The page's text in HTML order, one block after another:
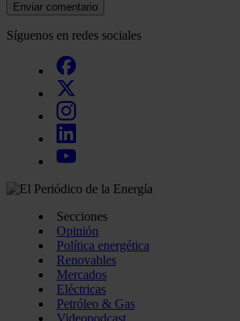
Enviar comentario
Síguenos en redes sociales
Secciones
Opinión
Política energética
Renovables
Mercados
Eléctricas
Petróleo & Gas